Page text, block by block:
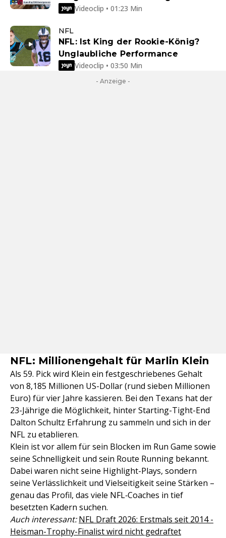
Videoclip • 01:23 Min
NFL
NFL: Ist King der Rookie-König?
Unglaubliche Performance
Videoclip • 03:50 Min
- Anzeige -
NFL: Millionengehalt für Marlin Klein
Als 59. Pick wird Klein ein festgeschriebenes Gehalt
von 8,185 Millionen US-Dollar (rund sieben Millionen
Euro) für vier Jahre kassieren. Bei den Texans hat der
23-Jährige die Möglichkeit, hinter Starting-Tight-End
Dalton Schultz Erfahrung zu sammeln und sich in der
NFL zu etablieren.
Klein ist vor allem für sein Blocken im Run Game sowie
seine Schnelligkeit und sein Route Running bekannt.
Dabei waren nicht seine Highlight-Plays, sondern
seine Verlässlichkeit und Vielseitigkeit seine Stärken –
genau das Profil, das viele NFL‑Coaches in tief
besetzten Kadern suchen.
Auch interessant: NFL Draft 2026: Erstmals seit 2014 -
Heisman-Trophy-Finalist wird nicht gedraftet